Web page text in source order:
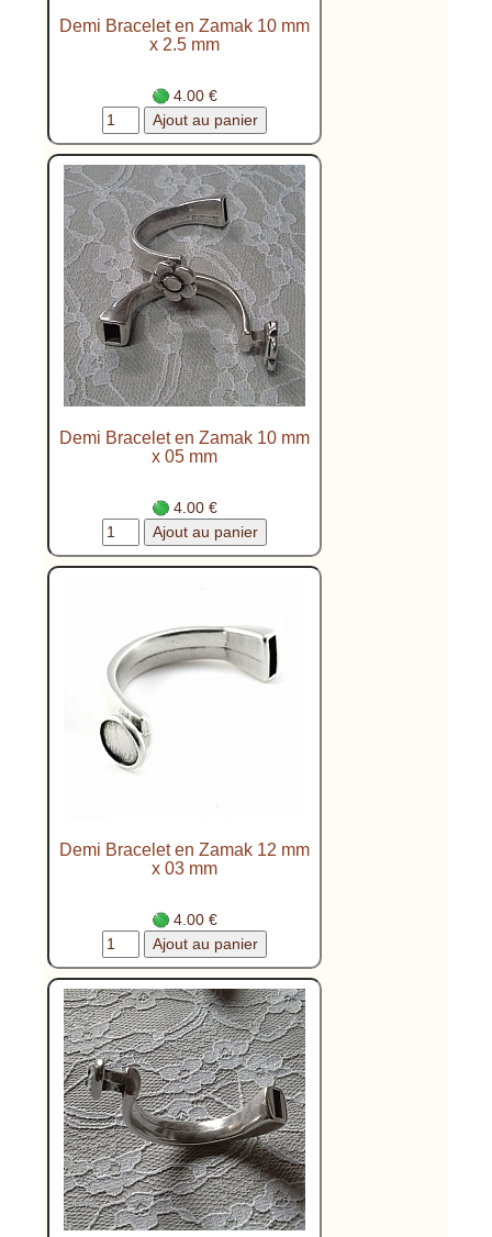
Demi Bracelet en Zamak 10 mm
x 2.5 mm
4.00 €
Demi Bracelet en Zamak 10 mm
x 05 mm
4.00 €
Demi Bracelet en Zamak 12 mm
x 03 mm
4.00 €